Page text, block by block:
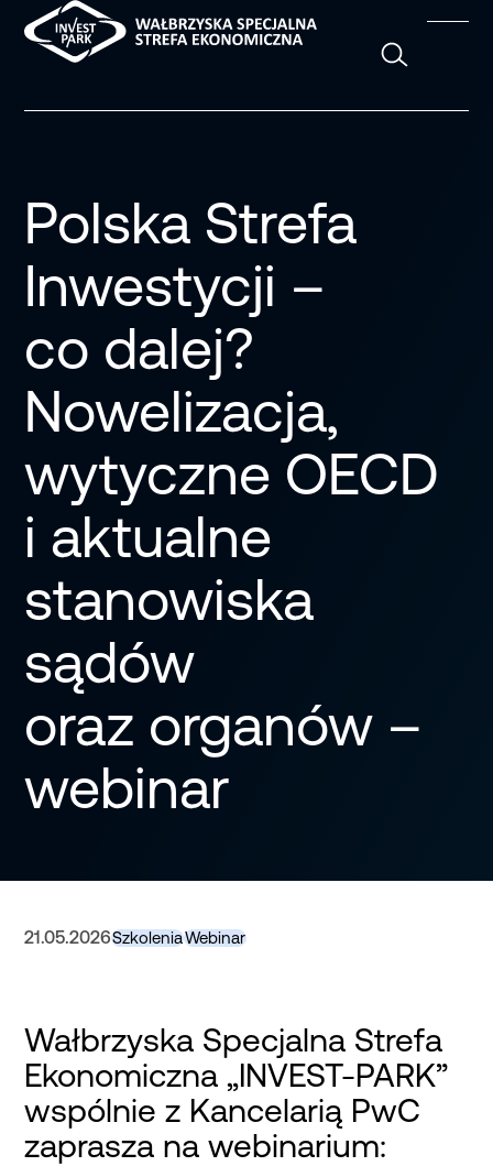
Polska Strefa
Inwestycji –
co dalej?
Nowelizacja,
wytyczne OECD
i aktualne
stanowiska
sądów
oraz organów –
webinar
21.05.2026SzkoleniaWebinar
Wałbrzyska Specjalna Strefa
Ekonomiczna „INVEST-PARK”
wspólnie z Kancelarią PwC
zaprasza na webinarium: